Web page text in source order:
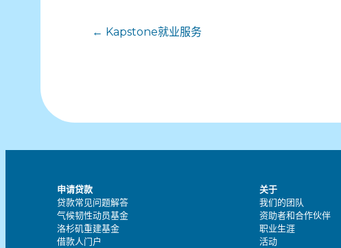
文
航
← Kapstone就业服务
申请贷款
贷款常见问题解答
气候韧性动员基金
洛杉矶重建基金
借款人门户
关于
我们的团队
资助者和合作伙伴
职业生涯
活动